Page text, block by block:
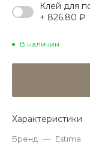
Клей для
+ 826.80 ₽
В наличии
Характеристики
Бренд — Estima